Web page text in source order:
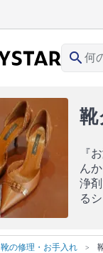
search
靴
『
ん
浄
る
靴の修理・お手入れ